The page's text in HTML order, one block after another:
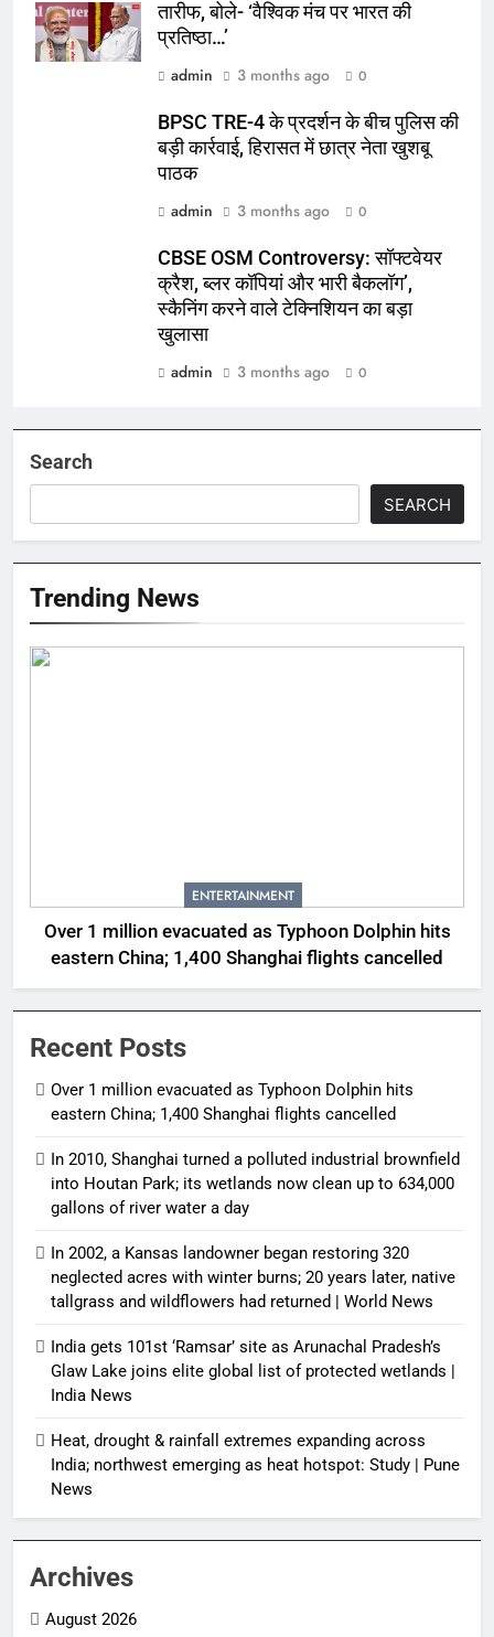
तारीफ, बोले- ‘वैश्विक मंच पर भारत की
प्रतिष्ठा…’
admin
3 months ago 0
BPSC TRE-4 के प्रदर्शन के बीच पुलिस की
बड़ी कार्रवाई, हिरासत में छात्र नेता खुशबू
पाठक
admin
3 months ago 0
CBSE OSM Controversy: सॉफ्टवेयर
क्रैश, ब्लर कॉपियां और भारी बैकलॉग’,
स्कैनिंग करने वाले टेक्निशियन का बड़ा
खुलासा
admin
3 months ago 0
Search
SEARCH
Trending News
ENTERTAINMENT
Over 1 million evacuated as Typhoon Dolphin hits
eastern China; 1,400 Shanghai flights cancelled
Recent Posts
Over 1 million evacuated as Typhoon Dolphin hits
eastern China; 1,400 Shanghai flights cancelled
In 2010, Shanghai turned a polluted industrial brownfield
into Houtan Park; its wetlands now clean up to 634,000
gallons of river water a day
In 2002, a Kansas landowner began restoring 320
neglected acres with winter burns; 20 years later, native
tallgrass and wildflowers had returned | World News
India gets 101st ‘Ramsar’ site as Arunachal Pradesh’s
Glaw Lake joins elite global list of protected wetlands |
India News
Heat, drought & rainfall extremes expanding across
India; northwest emerging as heat hotspot: Study | Pune
News
Archives
August 2026